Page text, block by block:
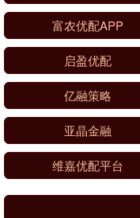
富农优配APP
启盈优配
亿融策略
亚晶金融
维嘉优配平台